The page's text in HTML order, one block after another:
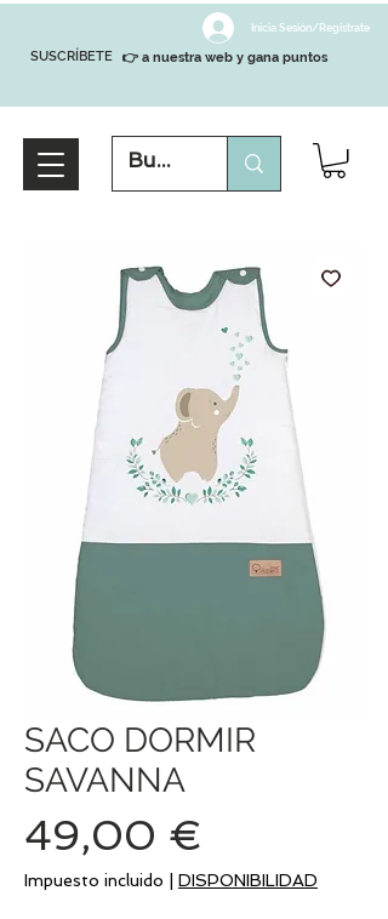
SUSCRÍBETE
Inicia Sesión/Regístrate
👉 a nuestra web y gana puntos
SACO DORMIR
SAVANNA
49,00 €
Impuesto incluido DISPONIBILIDAD